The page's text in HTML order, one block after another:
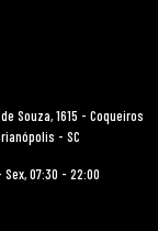
Souza, 1615 - Coqueiros
- SC
07:30 - 22:00